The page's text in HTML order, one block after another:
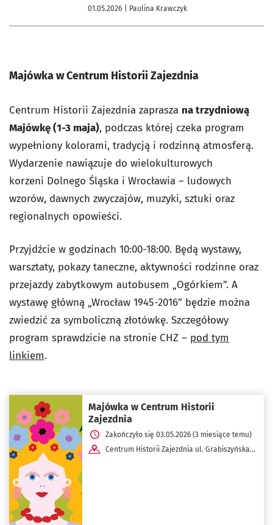
01.05.2026 | Paulina Krawczyk
Majówka w Centrum Historii Zajezdnia
Centrum Historii Zajezdnia zaprasza natrzydniową
Majówkę (1-3 maja), podczas której czeka program
wypełniony kolorami, tradycją i rodzinną atmosferą.
Wydarzenie nawiązuje do wielokulturowych
korzeni Dolnego Śląska i Wrocławia – ludowych
wzorów, dawnych zwyczajów, muzyki, sztuki oraz
regionalnych opowieści.
Przyjdźcie w godzinach 10:00-18:00. Będą wystawy,
warsztaty, pokazy taneczne, aktywności rodzinne oraz
przejazdy zabytkowym autobusem „Ogórkiem”. A
wystawę główną „Wrocław 1945-2016” będzie można
zwiedzić za symboliczną złotówkę. Szczegółowy
program sprawdzicie na stronie CHZ – pod tym
linkiem.
Majówka w Centrum Historii
Zajezdnia
Zakończyło się 03.05.2026 (3 miesiące temu)
Centrum Historii Zajezdnia ul. Grabiszyńska